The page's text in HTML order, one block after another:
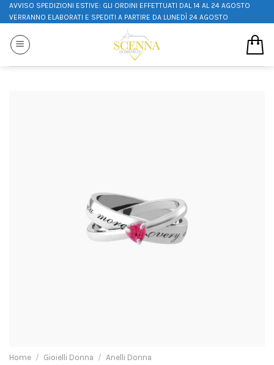
AVVISO SPEDIZIONI ESTIVE: GLI ORDINI EFFETTUATI DAL 14 AL 24 AGOSTO
VERRANNO ELABORATI E SPEDITI A PARTIRE DA LUNEDÌ 24 AGOSTO
Home / Gioielli Donna / Anelli Donna